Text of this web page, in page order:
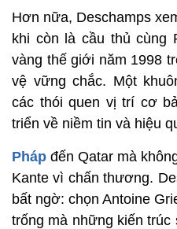
Hơn nữa, Deschamps
khi còn là cầu thủ cùng
vàng thế giới năm 1998
vệ vững chắc. Một
các thói quen vị trí cơ
triển về niềm tin và hiệu
Pháp đến Qatar mà
Kante vì chấn thương.
bất ngờ: chọn Antoine
trống mà những kiến